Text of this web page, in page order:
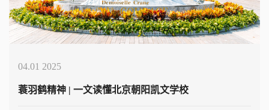
04.01 2025
蓑羽鹤精神 | 一文读懂北京朝阳凯文学校